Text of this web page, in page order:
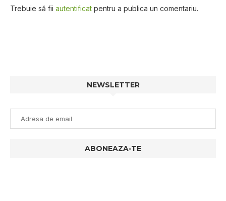
Trebuie să fii autentificat pentru a publica un comentariu.
NEWSLETTER